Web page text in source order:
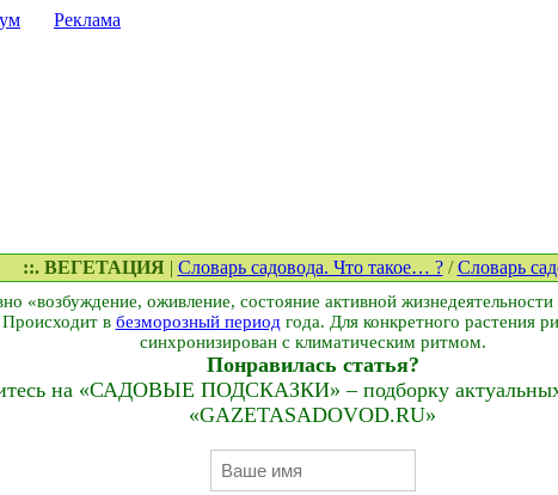
Реклама
::. ВЕГЕТАЦИЯ| Словарь садовода. Что такое… ?/Словарь
«возбуждение, оживление, состояние активной
Происходит в безморозный период года. Для конкретного растения
синхронизирован с климатическим ритмом.
Понравилась статья?
на «САДОВЫЕ ПОДСКАЗКИ» – подборку актуальных
«GAZETASADOVOD.RU»